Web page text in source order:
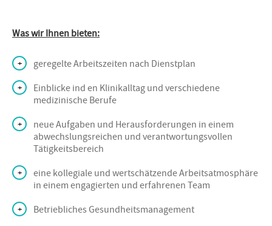
Was wir Ihnen bieten:
geregelte Arbeitszeiten nach Dienstplan
Einblicke ind en Klinikalltag und verschiedene
medizinische Berufe
neue Aufgaben und Herausforderungen in einem
abwechslungsreichen und verantwortungsvollen
Tätigkeitsbereich
eine kollegiale und wertschätzende Arbeitsatmosphäre
in einem engagierten und erfahrenen Team
Betriebliches Gesundheitsmanagement